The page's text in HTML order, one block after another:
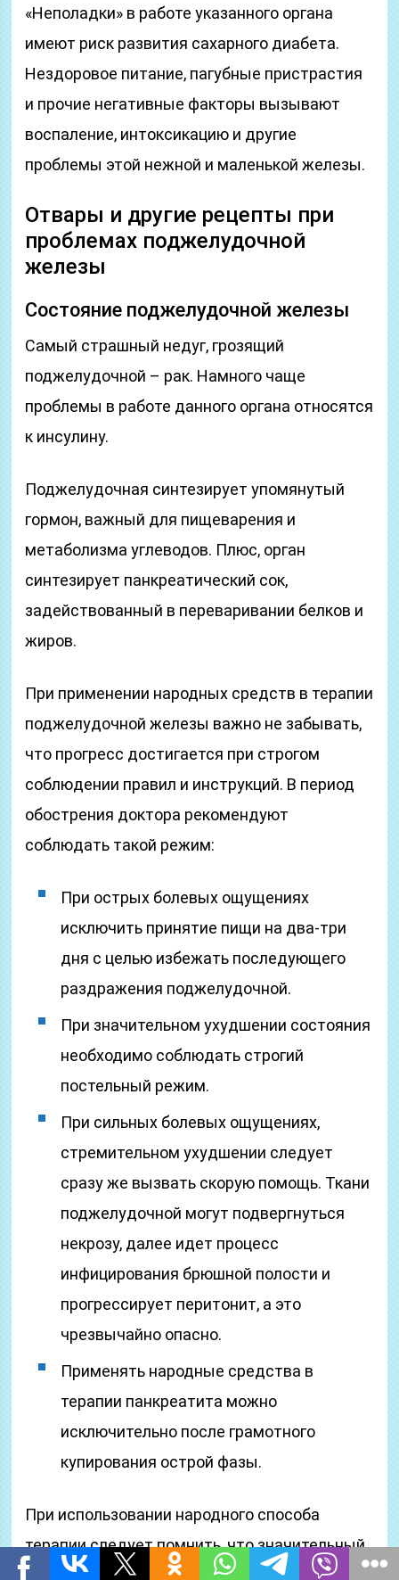
«Неполадки» в работе указанного органа
имеют риск развития сахарного диабета.
Нездоровое питание, пагубные пристрастия
и прочие негативные факторы вызывают
воспаление, интоксикацию и другие
проблемы этой нежной и маленькой железы.
Отвары и другие рецепты при
проблемах поджелудочной
железы
Состояние поджелудочной железы
Самый страшный недуг, грозящий
поджелудочной – рак. Намного чаще
проблемы в работе данного органа относятся
к инсулину.
Поджелудочная синтезирует упомянутый
гормон, важный для пищеварения и
метаболизма углеводов. Плюс, орган
синтезирует панкреатический сок,
задействованный в переваривании белков и
жиров.
При применении народных средств в терапии
поджелудочной железы важно не забывать,
что прогресс достигается при строгом
соблюдении правил и инструкций. В период
обострения доктора рекомендуют
соблюдать такой режим:
При острых болевых ощущениях
исключить принятие пищи на два-три
дня с целью избежать последующего
раздражения поджелудочной.
При значительном ухудшении состояния
необходимо соблюдать строгий
постельный режим.
При сильных болевых ощущениях,
стремительном ухудшении следует
сразу же вызвать скорую помощь. Ткани
поджелудочной могут подвергнуться
некрозу, далее идет процесс
инфицирования брюшной полости и
прогрессирует перитонит, а это
чрезвычайно опасно.
Применять народные средства в
терапии панкреатита можно
исключительно после грамотного
купирования острой фазы.
При использовании народного способа
терапии следует помнить, что значительный
прогресс достигается после ряда курсов, по